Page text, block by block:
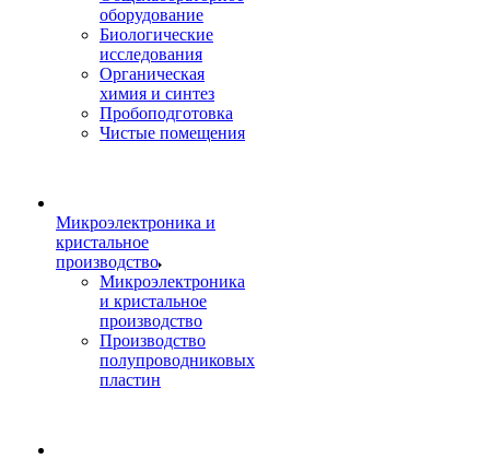
оборудование
Биологические
исследования
Органическая
химия и синтез
Пробоподготовка
Чистые помещения
Микроэлектроника и
кристальное
производство
Микроэлектроника
и кристальное
производство
Производство
полупроводниковых
пластин